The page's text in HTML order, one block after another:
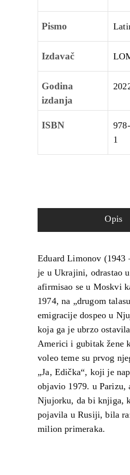
Pismo
Izdavač
Godina
izdanja
ISBN
1
Opis
Eduard Limonov (1943
je u Ukrajini, odrastao
afirmisao se u Moskvi
1974, na „drugom
emigracije dospeo u
koja ga je ubrzo
Americi i gubitak žene
voleo teme su prvog
„Ja, Edička“, koji je
objavio 1979. u Parizu,
Njujorku, da bi knjiga,
pojavila u Rusiji, bila
milion primeraka.